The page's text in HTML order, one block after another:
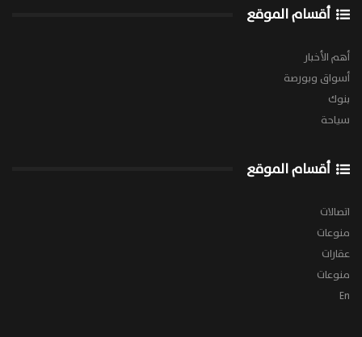
أقسام الموقع
أهم الأخبار
أسواق وبورصة
بنوك
سياحة
أقسام الموقع
اتصالات
منوعات
عقارات
منوعات
En